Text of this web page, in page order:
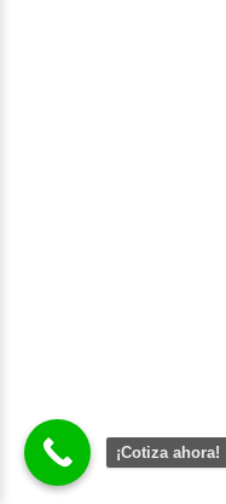
¡Cotiza ahora!